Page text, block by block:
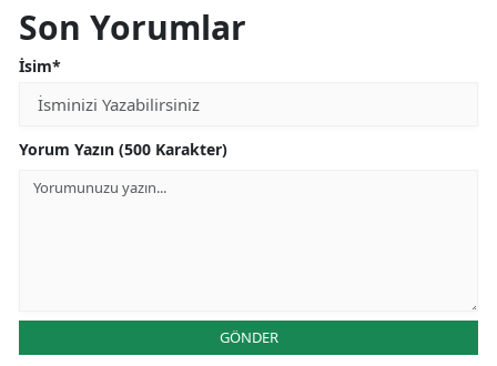
Son Yorumlar
İsim*
Yorum Yazın (500 Karakter)
GÖNDER